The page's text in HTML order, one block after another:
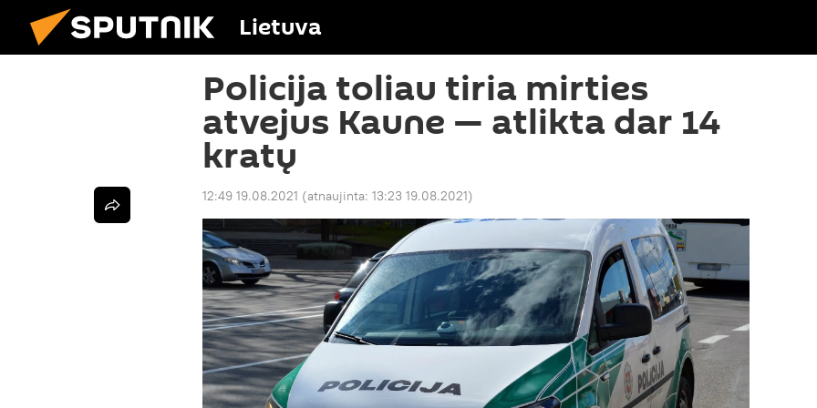
Lietuva
Policija toliau tiria mirties
atvejus Kaune — atlikta dar 14
kratų
12:49 19.08.2021 (atnaujinta: 13:23 19.08.2021)